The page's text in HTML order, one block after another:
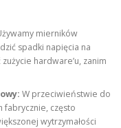
mierników
spadki napięcia na
hardware’u, zanim
W przeciwieństwie do
fabrycznie, często
wytrzymałości